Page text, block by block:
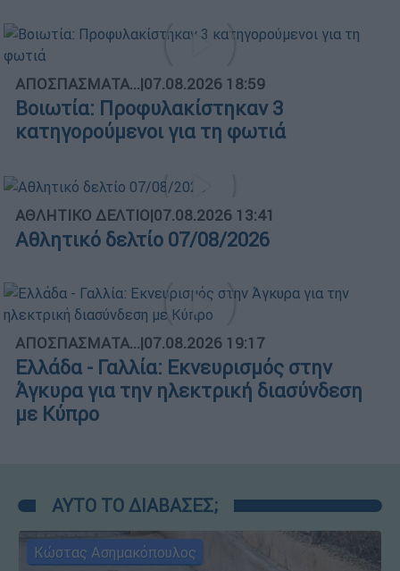
ΑΠΟΣΠΑΣΜΑΤΑ...|07.08.2026 18:59
Βοιωτία: Προφυλακίστηκαν 3
κατηγορούμενοι για τη φωτιά
ΑΘΛΗΤΙΚΟ ΔΕΛΤΙΟ|07.08.2026 13:41
Αθλητικό δελτίο 07/08/2026
ΑΠΟΣΠΑΣΜΑΤΑ...|07.08.2026 19:17
Ελλάδα - Γαλλία: Εκνευρισμός στην
Άγκυρα για την ηλεκτρική διασύνδεση
με Κύπρο
ΑΥΤΟ ΤΟ ΔΙΑΒΑΣΕΣ;
Κώστας Ασημακόπουλος